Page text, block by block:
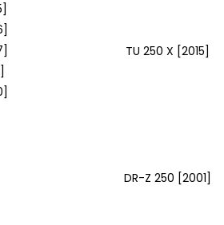
TU 250 X [2015]
DR-Z 250 [2001]